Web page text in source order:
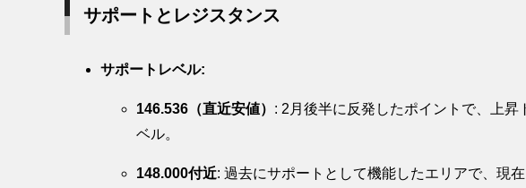
サポートとレジスタンス
サポートレベル:
146.536（直近安値） : 2月後半に反発したポイントで、上
ベル。
148.000付近: 過去にサポートとして機能したエリアで、現